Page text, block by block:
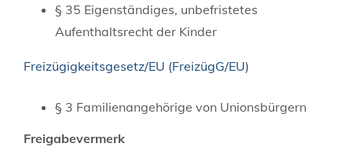
§ 35 Eigenständiges, unbefristetes
Aufenthaltsrecht der Kinder
Freizügigkeitsgesetz/EU (FreizügG/EU)
§ 3 Familienangehörige von Unionsbürgern
Freigabevermerk